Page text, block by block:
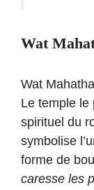
Wat
Wat
Le temple
spirituel du
symbolise
forme de
caresse les